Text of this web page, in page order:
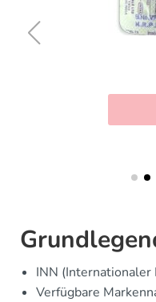
INN (Internationaler
Verfügbare